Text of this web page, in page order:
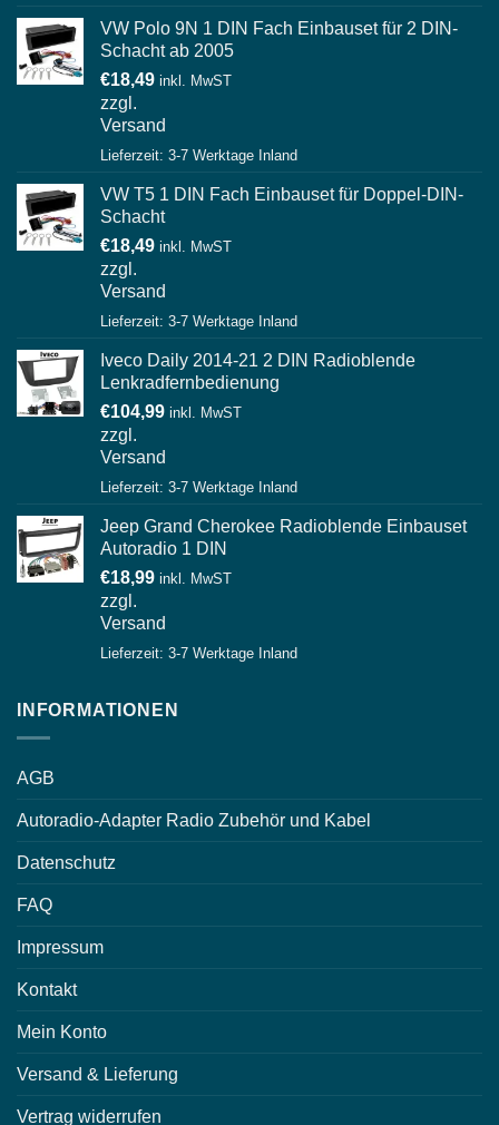
VW Polo 9N 1 DIN Fach Einbauset für 2 DIN-
Schacht ab 2005
€18,49 inkl. MwST
zzgl.
Versand
Lieferzeit: 3-7 Werktage Inland
VW T5 1 DIN Fach Einbauset für Doppel-DIN-
Schacht
€18,49 inkl. MwST
zzgl.
Versand
Lieferzeit: 3-7 Werktage Inland
Iveco Daily 2014-21 2 DIN Radioblende
Lenkradfernbedienung
€104,99 inkl. MwST
zzgl.
Versand
Lieferzeit: 3-7 Werktage Inland
Jeep Grand Cherokee Radioblende Einbauset
Autoradio 1 DIN
€18,99 inkl. MwST
zzgl.
Versand
Lieferzeit: 3-7 Werktage Inland
INFORMATIONEN
AGB
Autoradio-Adapter Radio Zubehör und Kabel
Datenschutz
FAQ
Impressum
Kontakt
Mein Konto
Versand & Lieferung
Vertrag widerrufen